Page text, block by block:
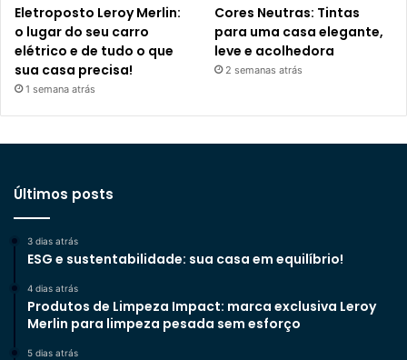
Eletroposto Leroy Merlin:
o lugar do seu carro
elétrico e de tudo o que
sua casa precisa!
1 semana atrás
Cores Neutras: Tintas
para uma casa elegante,
leve e acolhedora
2 semanas atrás
Últimos posts
3 dias atrás
ESG e sustentabilidade: sua casa em equilíbrio!
4 dias atrás
Produtos de Limpeza Impact: marca exclusiva Leroy
Merlin para limpeza pesada sem esforço
5 dias atrás